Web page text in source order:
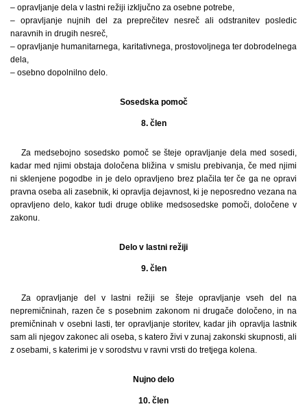
– opravljanje dela v lastni režiji izključno za osebne potrebe,
– opravljanje nujnih del za preprečitev nesreč ali odstranitev posledic
naravnih in drugih nesreč,
– opravljanje humanitarnega, karitativnega, prostovoljnega ter dobrodelnega
dela,
– osebno dopolnilno delo.
Sosedska pomoč
8. člen
Za medsebojno sosedsko pomoč se šteje opravljanje dela med sosedi,
kadar med njimi obstaja določena bližina v smislu prebivanja, če med njimi
ni sklenjene pogodbe in je delo opravljeno brez plačila ter če ga ne opravi
pravna oseba ali zasebnik, ki opravlja dejavnost, ki je neposredno vezana na
opravljeno delo, kakor tudi druge oblike medsosedske pomoči, določene v
zakonu.
Delo v lastni režiji
9. člen
Za opravljanje del v lastni režiji se šteje opravljanje vseh del na
nepremičninah, razen če s posebnim zakonom ni drugače določeno, in na
premičninah v osebni lasti, ter opravljanje storitev, kadar jih opravlja lastnik
sam ali njegov zakonec ali oseba, s katero živi v zunaj zakonski skupnosti, ali
z osebami, s katerimi je v sorodstvu v ravni vrsti do tretjega kolena.
Nujno delo
10. člen